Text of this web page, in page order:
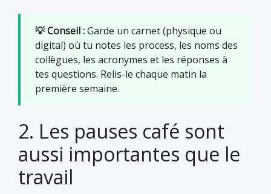
💡 Conseil :Garde un carnet (physique ou
digital) où tu notes les process, les noms des
collègues, les acronymes et les réponses à
tes questions. Relis-le chaque matin la
première semaine.
2. Les pauses café sont
aussi importantes que le
travail